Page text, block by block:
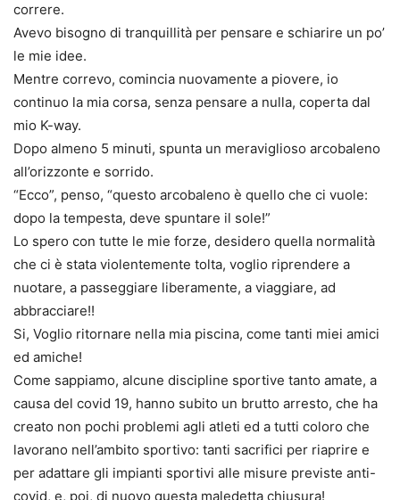
correre.
Avevo bisogno di tranquillità per pensare e schiarire un po’
le mie idee.
Mentre correvo, comincia nuovamente a piovere, io
continuo la mia corsa, senza pensare a nulla, coperta dal
mio K-way.
Dopo almeno 5 minuti, spunta un meraviglioso arcobaleno
all’orizzonte e sorrido.
“Ecco”, penso, “questo arcobaleno è quello che ci vuole:
dopo la tempesta, deve spuntare il sole!”
Lo spero con tutte le mie forze, desidero quella normalità
che ci è stata violentemente tolta, voglio riprendere a
nuotare, a passeggiare liberamente, a viaggiare, ad
abbracciare!!
Si, Voglio ritornare nella mia piscina, come tanti miei amici
ed amiche!
Come sappiamo, alcune discipline sportive tanto amate, a
causa del covid 19, hanno subito un brutto arresto, che ha
creato non pochi problemi agli atleti ed a tutti coloro che
lavorano nell’ambito sportivo: tanti sacrifici per riaprire e
per adattare gli impianti sportivi alle misure previste anti-
covid, e, poi, di nuovo questa maledetta chiusura!